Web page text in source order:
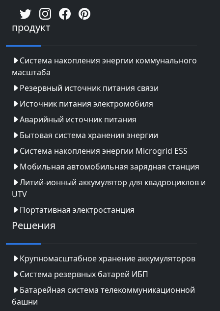
продукт
Система накопления энергии коммунального
масштаба
Резервный источник питания связи
Источник питания электромобиля
Аварийный источник питания
Бытовая система хранения энергии
Система накопления энергии Microgrid ESS
Мобильная автомобильная зарядная станция
Литий-ионный аккумулятор для квадроциклов и
UTV
Портативная электростанция
Решения
Крупномасштабное хранение аккумуляторов
Система резервных батарей ИБП
Батарейная система телекоммуникационной
башни